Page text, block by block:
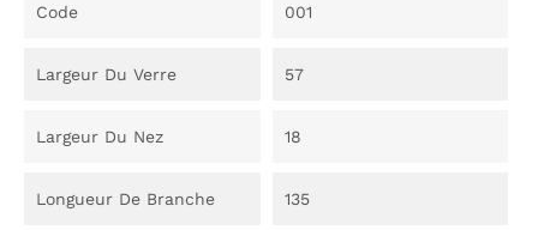
Code 001
Largeur Du Verre 57
Largeur Du Nez 18
Longueur De Branche 135